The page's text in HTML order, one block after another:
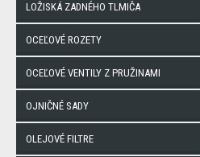
LOŽISKÁ ZADNÉHO TLMIČA
OCEĽOVÉ ROZETY
OCEĽOVÉ VENTILY Z PRUŽINAMI
OJNIČNÉ SADY
OLEJOVÉ FILTRE